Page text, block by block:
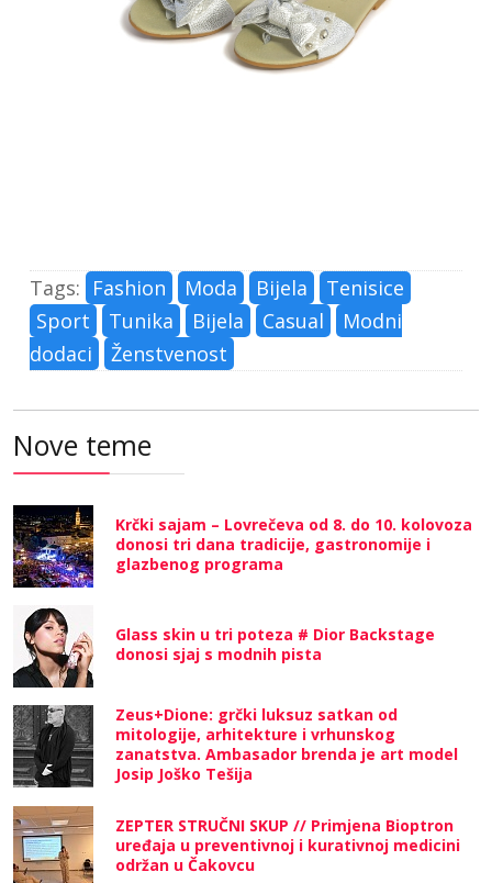
Tags: Fashion Moda Bijela
Tenisice
Sport
Tunika Bijela Casual
Modni
dodaci
Ženstvenost
Nove teme
Krčki sajam – Lovrečeva od 8. do 10. kolovoza
donosi tri dana tradicije, gastronomije i
glazbenog programa
Glass skin u tri poteza # Dior Backstage
donosi sjaj s modnih pista
Zeus+Dione: grčki luksuz satkan od
mitologije, arhitekture i vrhunskog
zanatstva. Ambasador brenda je art model
Josip Joško Tešija
ZEPTER STRUČNI SKUP // Primjena Bioptron
uređaja u preventivnoj i kurativnoj medicini
održan u Čakovcu